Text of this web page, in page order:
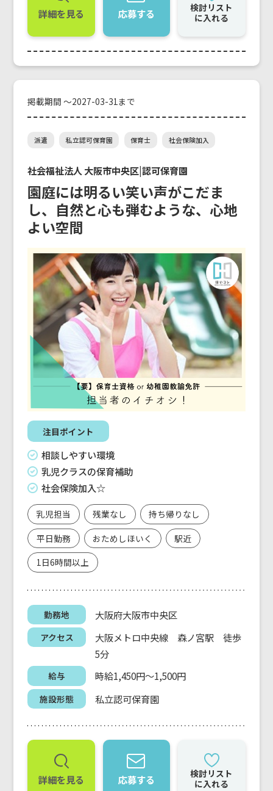
詳細を見る 応募する
検討リスト
に入れる
掲載期間 ～2027-03-31まで
派遣 私立認可保育園 保育士 社会保険加入
社会福祉法人 大阪市中央区|認可保育園
園庭には明るい笑い声がこだま
し、自然と心も弾むような、心地
よい空間
注目ポイント
相談しやすい環境
乳児クラスの保育補助
社会保険加入☆
乳児担当 残業なし
持ち帰りなし
平日勤務
おためしほいく
駅近
1日6時間以上
勤務地 大阪府大阪市中央区
アクセス
大阪メトロ中央線 森ノ宮駅 徒歩
5分
給与 時給1,450円～1,500円
施設形態 私立認可保育園
詳細を見る 応募する
検討リスト
に入れる